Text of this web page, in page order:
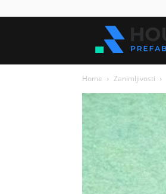
Home Zanimljivosti